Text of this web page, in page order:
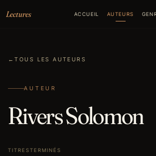
Lectures
ACCUEIL AUTEURS
←TOUS LES AUTEURS
AUTEUR
Rivers Solomon
TITRESTERMINÉS